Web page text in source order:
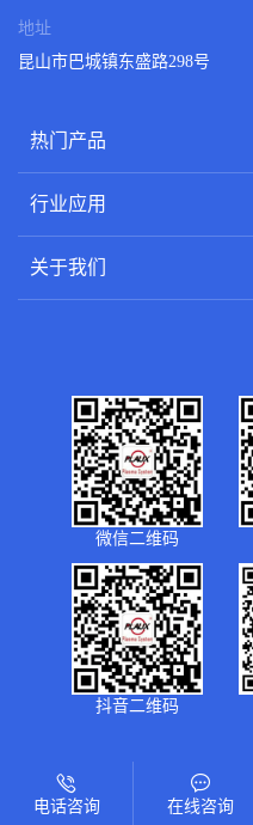
地址
昆山市巴城镇东盛路298号
热门产品
行业应用
关于我们
微信二维码
抖音二维码
©2026 普乐斯电子 版权所有
电话咨询 在线咨询